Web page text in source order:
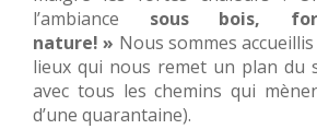
l’ambiance sous bois,
nature! » Nous sommes
lieux qui nous remet un plan du
avec tous les chemins qui
d’une quarantaine).